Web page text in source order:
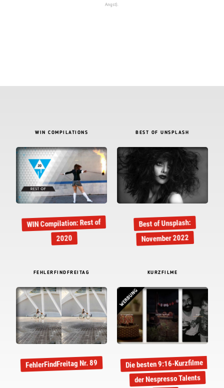
Angst).
WIN COMPILATIONS
WIN Compilation: Rest of
2020
BEST OF UNSPLASH
Best of Unsplash:
November 2022
FEHLERFINDFREITAG
FehlerFindFreitag Nr. 89
KURZFILME
WERBUNG
Die besten 9:16-Kurzfilme
der Nespresso Talents